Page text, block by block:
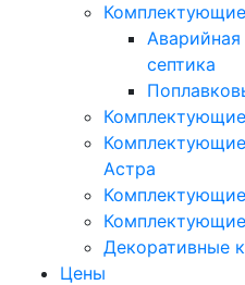
Комплектующие
Аварийная
септика
Астра
Декоративные
Цены